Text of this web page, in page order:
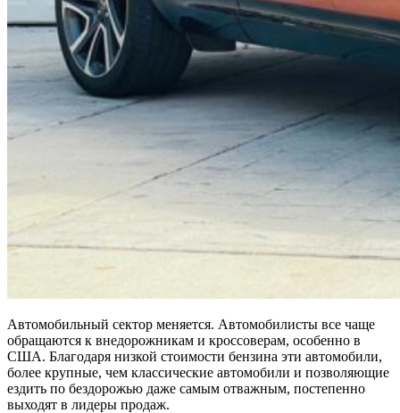
Автомобильный сектор меняется. Автомобилисты все чаще
обращаются к внедорожникам и кроссоверам, особенно в
США. Благодаря низкой стоимости бензина эти автомобили,
более крупные, чем классические автомобили и позволяющие
ездить по бездорожью даже самым отважным, постепенно
выходят в лидеры продаж.